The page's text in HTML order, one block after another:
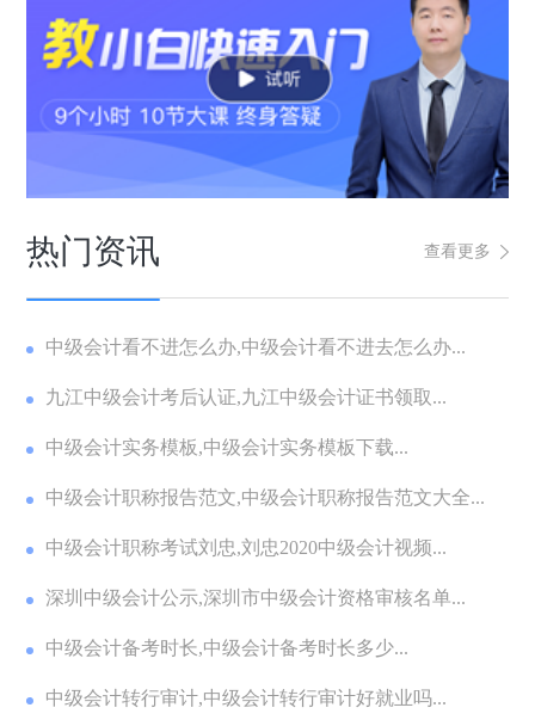
热门资讯 查看更多
中级会计看不进怎么办,中级会计看不进去怎么办...
九江中级会计考后认证,九江中级会计证书领取...
中级会计实务模板,中级会计实务模板下载...
中级会计职称报告范文,中级会计职称报告范文大全...
中级会计职称考试刘忠,刘忠2020中级会计视频...
深圳中级会计公示,深圳市中级会计资格审核名单...
中级会计备考时长,中级会计备考时长多少...
中级会计转行审计,中级会计转行审计好就业吗...